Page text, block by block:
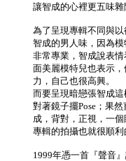
讓智成的心裡更五味雜
為了呈現專輯不同與
智成的男人味，因為
非常專業，智成說表
面美麗模特兒也表示
力，自己也很高興。
而要呈現暗戀張智成
對著鏡子擺Pose；果
成，背對，正視，一
專輯的拍攝也就很順
1999年憑一首『聲音